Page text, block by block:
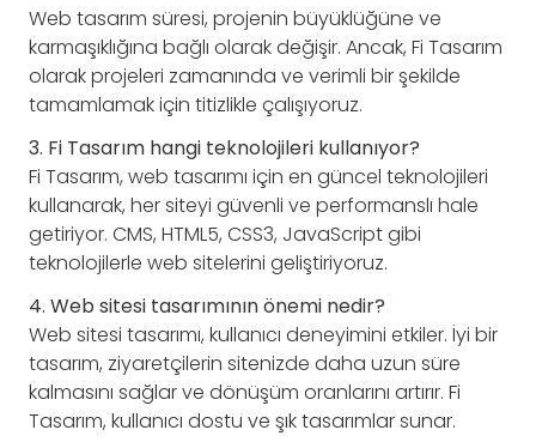
Web tasarım süresi, projenin büyüklüğüne ve
karmaşıklığına bağlı olarak değişir. Ancak, Fi Tasarım
olarak projeleri zamanında ve verimli bir şekilde
tamamlamak için titizlikle çalışıyoruz.
3. Fi Tasarım hangi teknolojileri kullanıyor?
Fi Tasarım, web tasarımı için en güncel teknolojileri
kullanarak, her siteyi güvenli ve performanslı hale
getiriyor. CMS, HTML5, CSS3, JavaScript gibi
teknolojilerle web sitelerini geliştiriyoruz.
4. Web sitesi tasarımının önemi nedir?
Web sitesi tasarımı, kullanıcı deneyimini etkiler. İyi bir
tasarım, ziyaretçilerin sitenizde daha uzun süre
kalmasını sağlar ve dönüşüm oranlarını artırır. Fi
Tasarım, kullanıcı dostu ve şık tasarımlar sunar.